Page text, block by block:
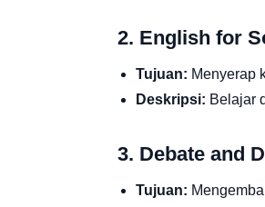
2. English for
Tujuan: Menyerap
Deskripsi: Belajar
3. Debate and
Tujuan: